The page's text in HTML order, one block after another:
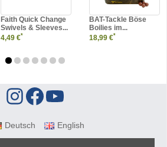
Faith Quick Change
Swivels & Sleeves...
4,49 €*
BAT-Tackle Böse
Boilies im...
18,99 €*
Deutsch English